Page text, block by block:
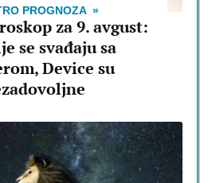
PROGNOZA
za 9. avgust:
se svađaju sa
Device su